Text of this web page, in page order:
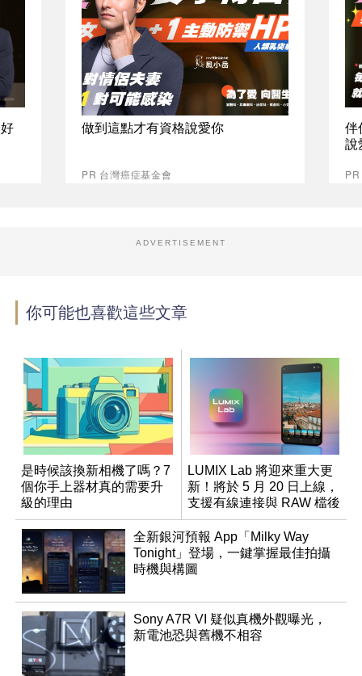
做到這點才有資格說愛你
PR 台灣癌症基金會
伴
說
ADVERTISEMENT
你可能也喜歡這些文章
是時候該換新相機了嗎？7
個你手上器材真的需要升
級的理由
LUMIX Lab 將迎來重大更
新！將於 5 月 20 日上線，
支援有線連接與 RAW 檔後
製
全新銀河預報 App「Milky Way
Tonight」登場，一鍵掌握最佳拍攝
時機與構圖
Sony A7R VI 疑似真機外觀曝光，
新電池恐與舊機不相容